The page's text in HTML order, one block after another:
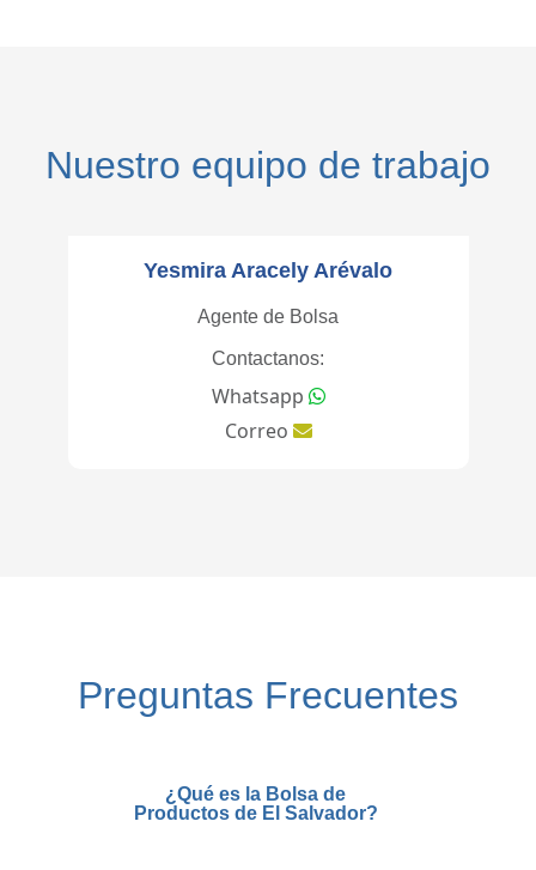
Nuestro equipo de trabajo
Yesmira Aracely Arévalo
Agente de Bolsa
Contactanos:
Whatsapp
Correo
Preguntas Frecuentes
¿Qué es la Bolsa de
Productos de El Salvador?